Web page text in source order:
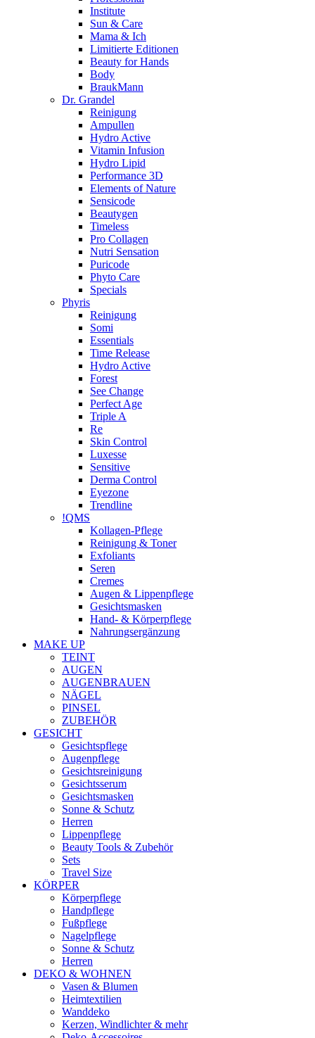
Institute
Sun & Care
Mama & Ich
Limitierte Editionen
Beauty for Hands
Body
BraukMann
Dr. Grandel
Reinigung
Ampullen
Hydro Active
Vitamin Infusion
Hydro Lipid
Performance 3D
Elements of Nature
Sensicode
Beautygen
Timeless
Pro Collagen
Nutri Sensation
Puricode
Phyto Care
Specials
Phyris
Reinigung
Somi
Essentials
Time Release
Hydro Active
Forest
See Change
Perfect Age
Triple A
Re
Skin Control
Luxesse
Sensitive
Derma Control
Eyezone
Trendline
!QMS
Kollagen-Pflege
Reinigung & Toner
Exfoliants
Seren
Cremes
Augen & Lippenpflege
Gesichtsmasken
Hand- & Körperpflege
Nahrungsergänzung
MAKE UP
TEINT
AUGEN
AUGENBRAUEN
NÄGEL
PINSEL
ZUBEHÖR
GESICHT
Gesichtspflege
Augenpflege
Gesichtsreinigung
Gesichtsserum
Gesichtsmasken
Sonne & Schutz
Herren
Lippenpflege
Beauty Tools & Zubehör
Sets
Travel Size
KÖRPER
Körperpflege
Handpflege
Fußpflege
Nagelpflege
Sonne & Schutz
Herren
DEKO & WOHNEN
Vasen & Blumen
Heimtextilien
Wanddeko
Kerzen, Windlichter & mehr